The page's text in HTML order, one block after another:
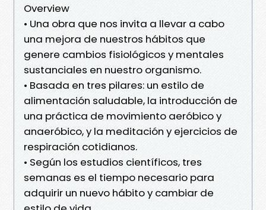
Overview
• Una obra que nos invita a llevar a cabo
una mejora de nuestros hábitos que
genere cambios fisiológicos y mentales
sustanciales en nuestro organismo.
• Basada en tres pilares: un estilo de
alimentación saludable, la introducción de
una práctica de movimiento aeróbico y
anaeróbico, y la meditación y ejercicios de
respiración cotidianos.
• Según los estudios científicos, tres
semanas es el tiempo necesario para
adquirir un nuevo hábito y cambiar de